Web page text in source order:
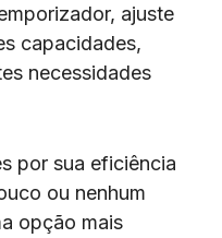
ajuste
capacidades,
necessidades
por sua eficiência
ou nenhum
opção mais